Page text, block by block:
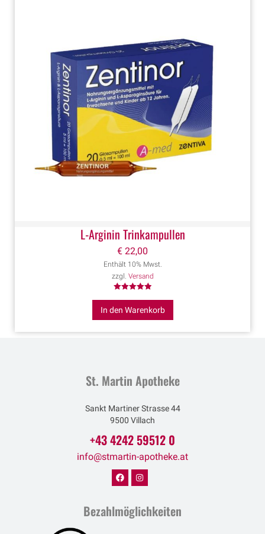
L-Arginin Trinkampullen
€ 22,00
Enthält 10% Mwst.
zzgl. Versand
von 5
In den Warenkorb
St. Martin Apotheke
Sankt Martiner Strasse 44
9500 Villach
+43 4242 59512 0
info@stmartin-apotheke.at
Bezahlmöglichkeiten